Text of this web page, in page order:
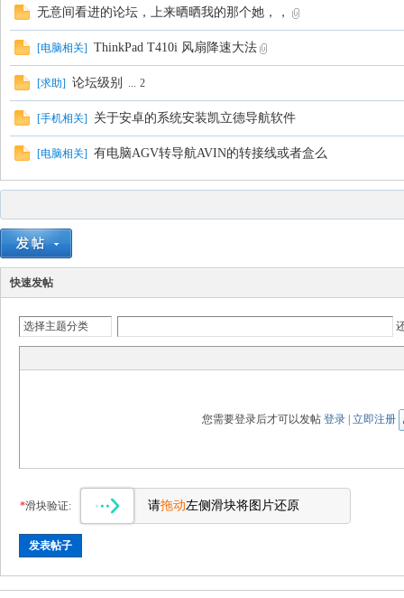
无意间看进的论坛，上来晒晒我的那个她，，
[电脑相关] ThinkPad T410i 风扇降速大法
[求助] 论坛级别 ... 2
[手机相关] 关于安卓的系统安装凯立德导航软件
[电脑相关] 有电脑AGV转导航AVIN的转接线或者盒么
快速发帖
选择主题分类
您需要登录后才可以发帖 登录 立即注册
*滑块验证: 请拖动左侧滑块将图片还原
发表帖子